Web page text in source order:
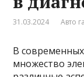
31.03.2024 Авто
В
множество